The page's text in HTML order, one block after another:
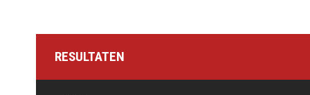
RESULTATEN